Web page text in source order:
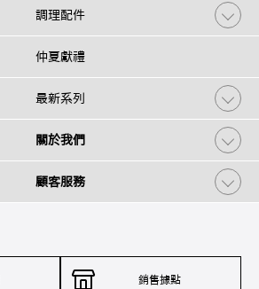
調理配件
仲夏獻禮
最新系列
關於我們
顧客服務
銷售據點